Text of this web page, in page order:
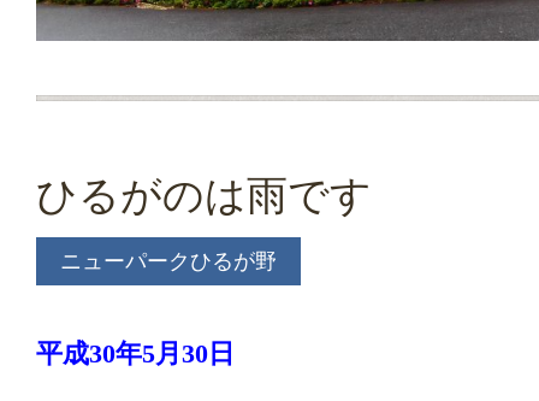
ひるがのは雨です
ニューパークひるが野
平成30年5月30日